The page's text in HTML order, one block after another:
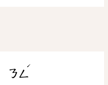
ㄋㄥ
ˊ